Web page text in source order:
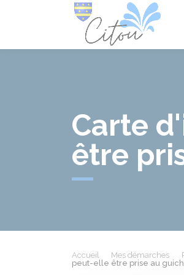
Carte
être
Accueil Mes démarches
peut-elle être prise au